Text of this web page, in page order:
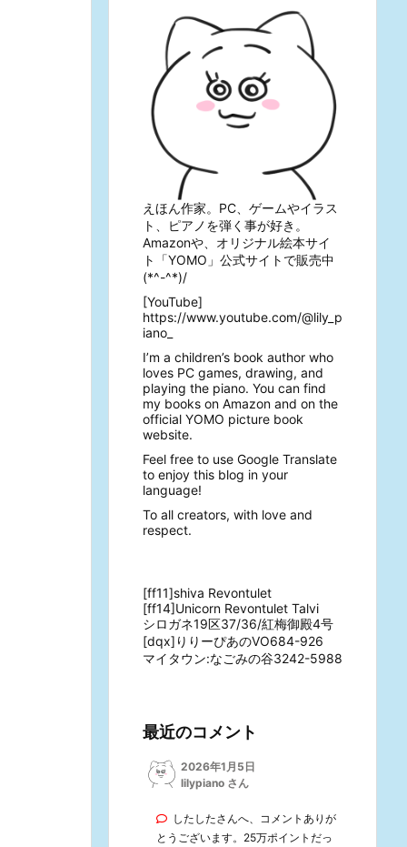
えほん作家。PC、ゲームやイラス
ト、ピアノを弾く事が好き。
Amazonや、オリジナル絵本サイ
ト「YOMO」公式サイトで販売中
(*^-^*)/
[YouTube]
https://www.youtube.com/@lily_p
iano_
I’m a children’s book author who
loves PC games, drawing, and
playing the piano. You can find
my books on Amazon and on the
official YOMO picture book
website.
Feel free to use Google Translate
to enjoy this blog in your
language!
To all creators, with love and
respect.
[ff11]shiva Revontulet
[ff14]Unicorn Revontulet Talvi
シロガネ19区37/36/紅梅御殿4号
[dqx]りりーぴあのVO684-926
マイタウン:なごみの谷3242-5988
最近のコメント
2026年1月5日
lilypiano さん
したしたさんへ、コメントありが
とうございます。25万ポイントだっ